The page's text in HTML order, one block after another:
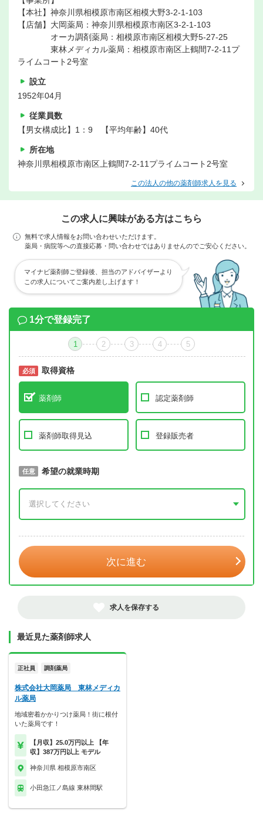
【本社】神奈川県相模原市南区相模大野3-2-1-103
【店舗】大岡薬局：神奈川県相模原市南区3-2-1-103
オーカ調剤薬局：相模原市南区相模大野5-27-25
東林メディカル薬局：相模原市南区上鶴間7-2-11プ
ライムコート2号室
設立
1952年04月
従業員数
【男女構成比】1：9 【平均年齢】40代
所在地
神奈川県相模原市南区上鶴間7-2-11プライムコート2号室
この法人の他の薬剤師求人を見る
この求人に興味がある方はこちら
無料で求人情報をお問い合わせいただけます。
薬局・病院等への直接応募・問い合わせではありませんのでご安心ください。
マイナビ薬剤師ご登録後、担当のアドバイザーより
この求人についてご案内差し上げます！
1分で登録完了
1 2 3 4 5
必須 取得資格
薬剤師 認定薬剤師
薬剤師取得見込 登録販売者
必須 取得予定年
任意 希望の就業時期
次に進む
求人を保存する
最近見た薬剤師求人
正社員 調剤薬局
株式会社大岡薬局 東林メディカ
ル薬局
地域密着かかりつけ薬局！街に根付
いた薬局です！
【月収】25.0万円以上 【年
収】387万円以上 モデル
神奈川県 相模原市南区
小田急江ノ島線 東林間駅